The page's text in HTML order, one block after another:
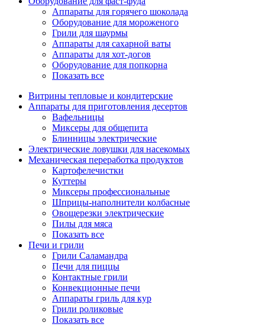
Аппараты для горячего шоколада
Оборудование для мороженого
Грили для шаурмы
Аппараты для сахарной ваты
Аппараты для хот-догов
Оборудование для попкорна
Показать все
Витрины тепловые и кондитерские
Аппараты для приготовления десертов
Вафельницы
Миксеры для общепита
Блинницы электрические
Электрические ловушки для насекомых
Механическая переработка продуктов
Картофелечистки
Куттеры
Миксеры профессиональные
Шприцы-наполнители колбасные
Овощерезки электрические
Пилы для мяса
Показать все
Печи и грили
Грили Саламандра
Печи для пиццы
Контактные грили
Конвекционные печи
Аппараты гриль для кур
Грили роликовые
Показать все